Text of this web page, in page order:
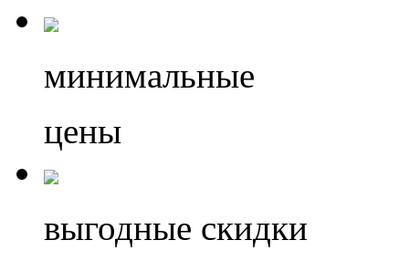
минимальные
цены
выгодные скидки